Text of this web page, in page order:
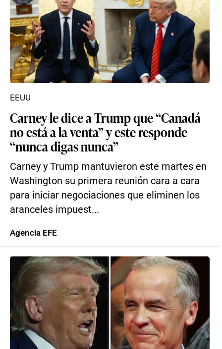
Carney le dice a Trump que “Canadá
no está a la venta” y este responde
“nunca digas nunca”
Carney y Trump mantuvieron este martes en
Washington su primera reunión cara a cara
para iniciar negociaciones que eliminen los
aranceles impuest...
EEUU
Agencia EFE